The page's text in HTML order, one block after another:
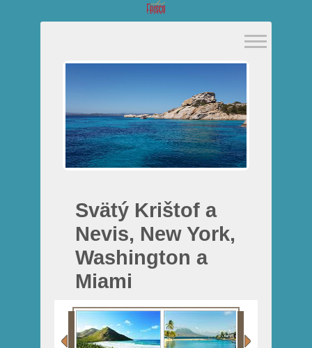
Svätý Krištof a
Nevis, New York,
Washington a
Miami